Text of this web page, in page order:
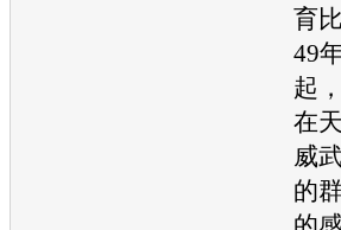
育
49
起
在
威
的